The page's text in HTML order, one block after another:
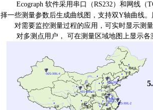
Ecograph 软件采用串口（RS232）和网线（
择一些测量参数后生成曲线图，支持双Y轴曲线
对需要监控测量过程的应用，可实时显示测
对多测点用户，
可在测量区域地图上显示各
5.